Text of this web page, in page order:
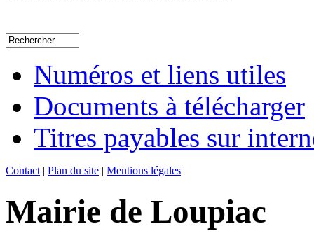
Numéros et liens utiles
Documents à télécharger
Titres payables sur
Contact | Plan du site | Mentions légales
Mairie de Loupiac